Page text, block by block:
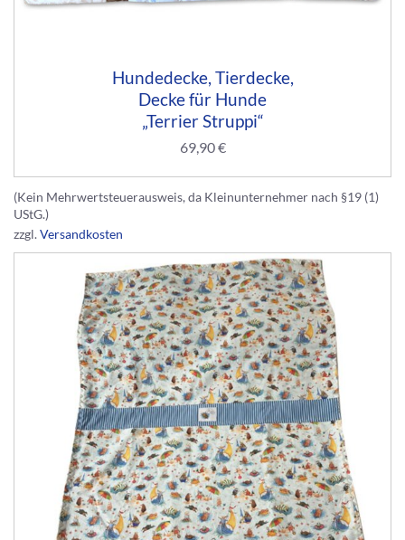
Hundedecke, Tierdecke,
Decke für Hunde
„Terrier Struppi“
69,90€
(Kein Mehrwertsteuerausweis, da Kleinunternehmer nach §19 (1)
UStG.)
zzgl.Versandkosten